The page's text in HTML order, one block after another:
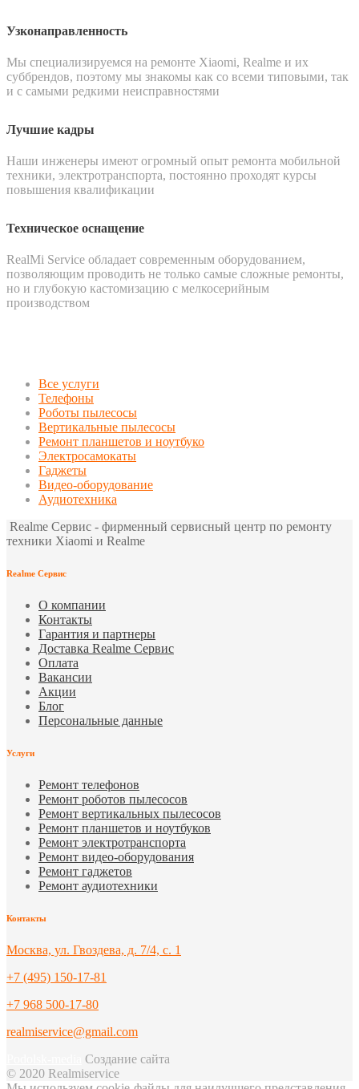
Узконаправленность
Мы специализируемся на ремонте Xiaomi, Realme и их
суббрендов, поэтому мы знакомы как со всеми типовыми, так
и с самыми редкими неисправностями
Лучшие кадры
Наши инженеры имеют огромный опыт ремонта мобильной
техники, электротранспорта, постоянно проходят курсы
повышения квалификации
Техническое оснащение
RealMi Service обладает современным оборудованием,
позволяющим проводить не только самые сложные ремонты,
но и глубокую кастомизацию с мелкосерийным
производством
Все услуги
Телефоны
Роботы пылесосы
Вертикальные пылесосы
Ремонт планшетов и ноутбуко
Электросамокаты
Гаджеты
Видео-оборудование
Аудиотехника
Realme Сервис - фирменный сервисный центр по ремонту
техники Xiaomi и Realme
Realme Сервис
О компании
Контакты
Гарантия и партнеры
Доставка Realme Сервис
Оплата
Вакансии
Акции
Блог
Персональные данные
Услуги
Ремонт телефонов
Ремонт роботов пылесосов
Ремонт вертикальных пылесосов
Ремонт планшетов и ноутбуков
Ремонт электротранспорта
Ремонт видео-оборудования
Ремонт гаджетов
Ремонт аудиотехники
Контакты
Москва, ул. Гвоздева, д. 7/4, с. 1
+7 (495) 150-17-81
+7 968 500-17-80
realmiservice@gmail.com
Создание сайта
© 2020 Realmiservice